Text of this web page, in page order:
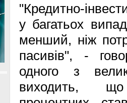
"Кредитно-
у багатьох
менший, ніж
пасивів", -
одного з
виходить,